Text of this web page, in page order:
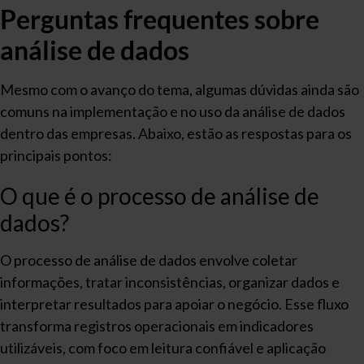
Perguntas frequentes sobre
análise de dados
Mesmo com o avanço do tema, algumas dúvidas ainda são
comuns na implementação e no uso da análise de dados
dentro das empresas. Abaixo, estão as respostas para os
principais pontos:
O que é o processo de análise de
dados?
O processo de análise de dados envolve coletar
informações, tratar inconsistências, organizar dados e
interpretar resultados para apoiar o negócio. Esse fluxo
transforma registros operacionais em indicadores
utilizáveis, com foco em leitura confiável e aplicação